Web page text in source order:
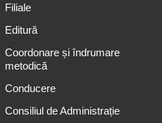
Filiale
Editură
Coordonare și îndrumare
metodică
Conducere
Consiliul de Administrație